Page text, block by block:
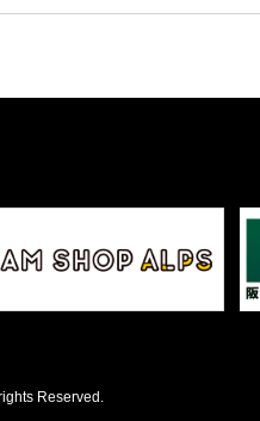
Reserved.